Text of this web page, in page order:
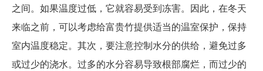
之间。如果温度过低，它就容易受到冻害。因此，在冬天
来临之前，可以考虑给富贵竹提供适当的温室保护，保持
室内温度稳定。其次，要注意控制水分的供给，避免过多
或过少的浇水。过多的水分容易导致根部腐烂，而过少的